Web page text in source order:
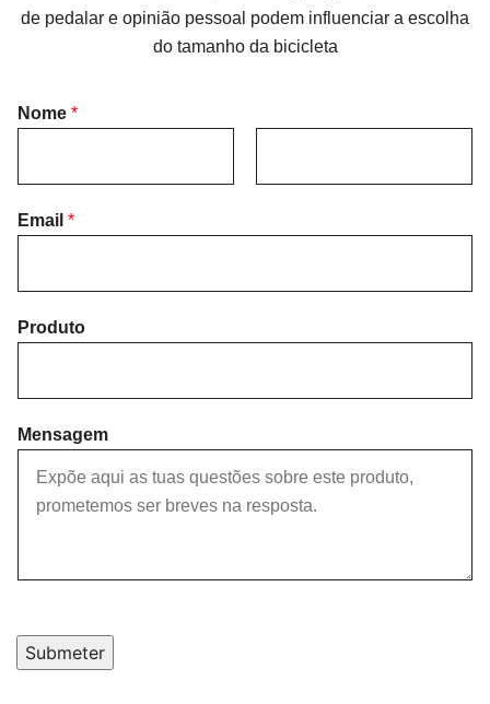
de pedalar e opinião pessoal podem influenciar a escolha
do tamanho da bicicleta
Nome *
t
Email *
Produto
Mensagem
Submeter